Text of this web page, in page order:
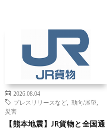
2026.08.04
プレスリリースなど
動向/展望
災害
【熊本地震】JR貨物と全国通